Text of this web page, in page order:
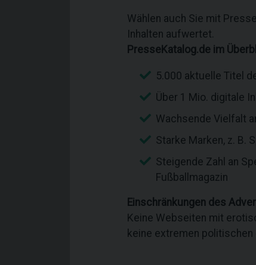
Wählen auch Sie mit
Inhalten aufwertet.
PresseKatalog.de im
5.000 aktuelle Titel
Über 1 Mio. digitale
Wachsende Vielfalt
Starke Marken, z. B.
Steigende Zahl an
Fußballmagazin
Einschränkungen des
Keine Webseiten mit
keine extremen